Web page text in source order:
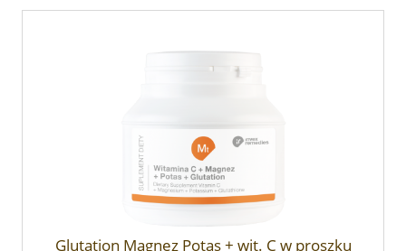
Glutation Magnez Potas + wit. C w proszku